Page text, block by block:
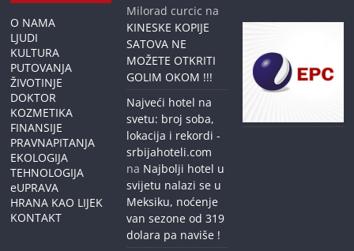
O NAMA
LJUDI
KULTURA
PUTOVANJA
ŽIVOTINJE
DOKTOR
KOZMETIKA
FINANSIJE
PRAVNAPITANJA
EKOLOGIJA
TEHNOLOGIJA
eUPRAVA
HRANA KAO LIJEK
KONTAKT
Milorad curcic na
KINESKE KOPIJE
SATOVA NE
MOŽETE OTKRITI
GOLIM OKOM !!!
Najveći hotel na
svetu: broj soba,
lokacija i rekordi -
srbijahoteli.com
na Najbolji hotel u
svijetu nalazi se u
Meksiku, noćenje
van sezone od 319
dolara pa naviše !